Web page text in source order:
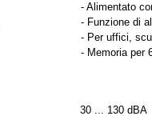
- Alimentato
- Funzione di
- Per uffici,
- Memoria per
30 ... 130 dBA